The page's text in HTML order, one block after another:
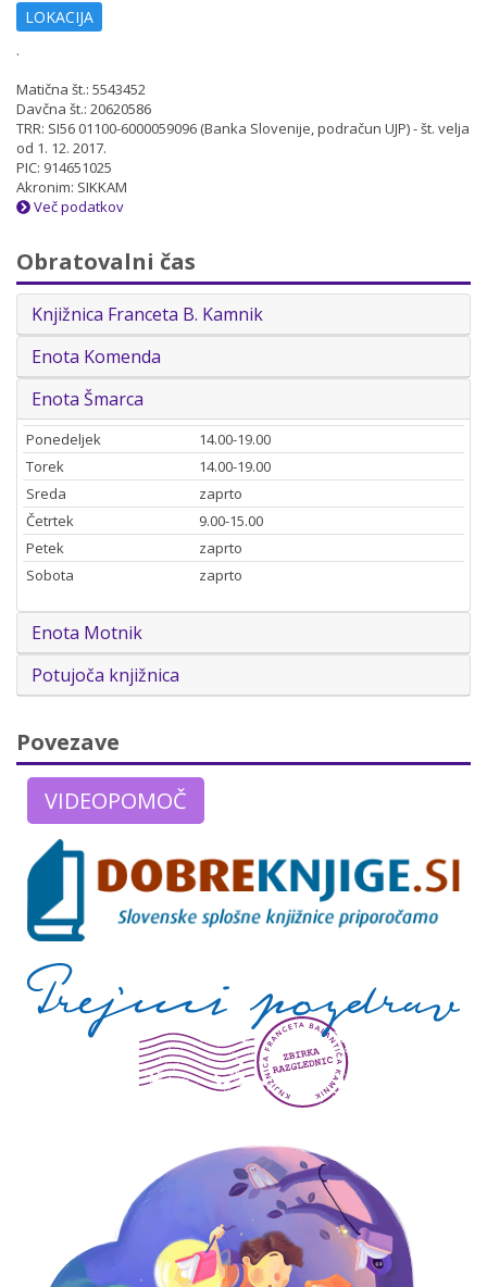
LOKACIJA
.
Matična št.: 5543452
Davčna št.: 20620586
TRR: SI56 01100-6000059096 (Banka Slovenije, podračun UJP) - št. velja
od 1. 12. 2017.
PIC: 914651025
Akronim: SIKKAM
Več podatkov
Obratovalni čas
Knjižnica Franceta B. Kamnik
Enota Komenda
Enota Šmarca
Ponedeljek
14.00-19.00
Torek
14.00-19.00
Sreda
zaprto
Četrtek
9.00-15.00
Petek
zaprto
Sobota
zaprto
Enota Motnik
Potujoča knjižnica
Povezave
VIDEOPOMOČ